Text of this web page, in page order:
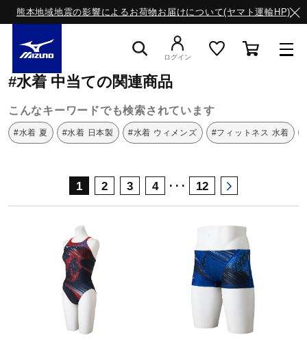
熊本地域地震の影響によるお荷物お届けについて(ヤマト運輸HP)
ライフスタイルウエア
ランニング
サッカー／フットサル
トレーニング
ログイン
ミズノ公式オンライン
#水着 中当ての関連商品
こんなキーワードでも検索されています
#水着 夏 #水着 日本製 #水着 ウィメンズ #フィットネス 水着
1 2 3 4 ･･･ 12